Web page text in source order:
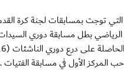
توجت بمسابقات لجنة كرة
بطل مسابقة دوري
المركز الأول في مسابقة الفتيات .